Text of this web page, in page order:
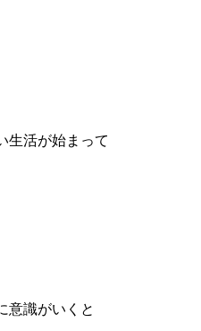
生活が始まって
意識がいくと